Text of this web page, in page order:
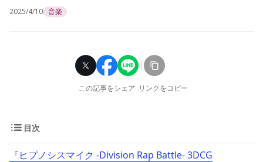
2025/4/10 音楽
この記事をシェア リンクをコピー
目次
『ヒプノシスマイク -Division Rap Battle- 3DCG